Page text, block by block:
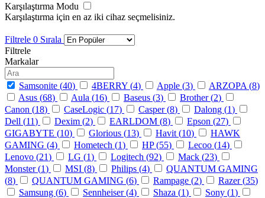
Karşılaştırma Modu
Karşılaştırma için en az iki cihaz seçmelisiniz.
Filtrele 0 Sırala
Filtrele
Markalar
Samsonite (40) 4BERRY (4) Apple (3) ARZOPA (8)
Asus (68) Aula (16) Baseus (3) Brother (2)
Canon (18) CaseLogic (17) Casper (8) Dalong (1)
Dell (11) Dexim (2) EARLDOM (8) Epson (27)
GIGABYTE (10) Glorious (13) Havit (10)
HAWK
GAMING (4) Hometech (1) HP (55) Lecoo (14)
Lenovo (21) LG (1) Logitech (92) Mack (23)
Monster (1) MSI (8) Philips (4)
QUANTUM GAMING
(8) QUANTUM GAMING (6) Rampage (2) Razer (35)
Samsung (6) Sennheiser (4) Shaza (1) Sony (1)